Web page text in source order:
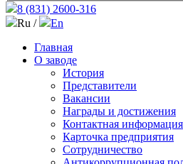
8 (831) 2600-316
Ru /
En
Главная
О заводе
История
Представители
Вакансии
Награды и достижения
Контактная информация
Карточка предприятия
Сотрудничество